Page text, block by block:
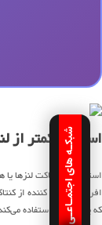
استفاده کمتر از
استفاده از کنتاکت
افراد استفاده کننده از
که یک شخص استفاده
شبکـه های اجتمـاعـی